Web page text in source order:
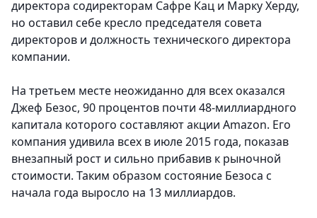
директора содиректорам Сафре Кац и Марку Херду,
но оставил себе кресло председателя совета
директоров и должность технического директора
компании.
На третьем месте неожиданно для всех оказался
Джеф Безос, 90 процентов почти 48-миллиардного
капитала которого составляют акции Amazon. Его
компания удивила всех в июле 2015 года, показав
внезапный рост и сильно прибавив к рыночной
стоимости. Таким образом состояние Безоса с
начала года выросло на 13 миллиардов.